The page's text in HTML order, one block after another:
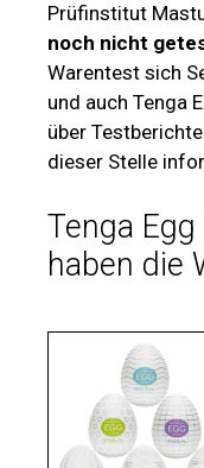
Prüfinstitut
noch nicht
Warentest sich
und auch Tenga
über
dieser Stelle
Tenga
haben die